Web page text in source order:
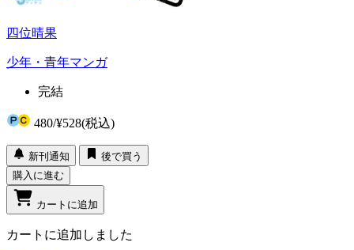
四位晴果
少年・青年マンガ
完結
480/¥528(税込)
新刊通知
後で買う
購入に進む
カートに追加
カートに追加しました